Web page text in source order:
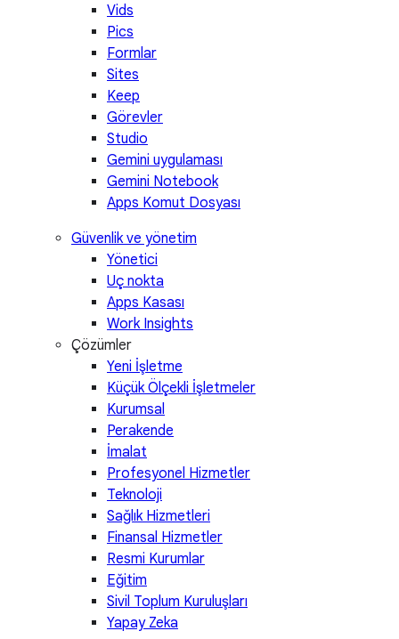
Vids
Pics
Formlar
Sites
Keep
Görevler
Studio
Gemini uygulaması
Gemini Notebook
Apps Komut Dosyası
Güvenlik ve yönetim
Yönetici
Uç nokta
Apps Kasası
Work Insights
Çözümler
Yeni İşletme
Küçük Ölçekli İşletmeler
Kurumsal
Perakende
İmalat
Profesyonel Hizmetler
Teknoloji
Sağlık Hizmetleri
Finansal Hizmetler
Resmi Kurumlar
Eğitim
Sivil Toplum Kuruluşları
Yapay Zeka